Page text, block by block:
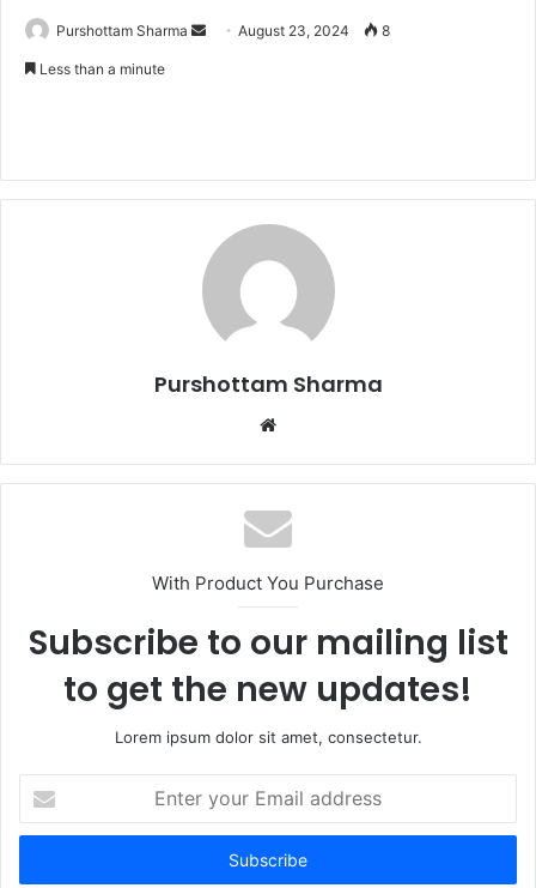
Purshottam Sharma
e
a
l
August 23, 2024 8
Less than a minute
Purshottam Sharma
b
s
i
e
With Product You Purchase
Subscribe to our mailing list
to get the new updates!
Lorem ipsum dolor sit amet, consectetur.
t